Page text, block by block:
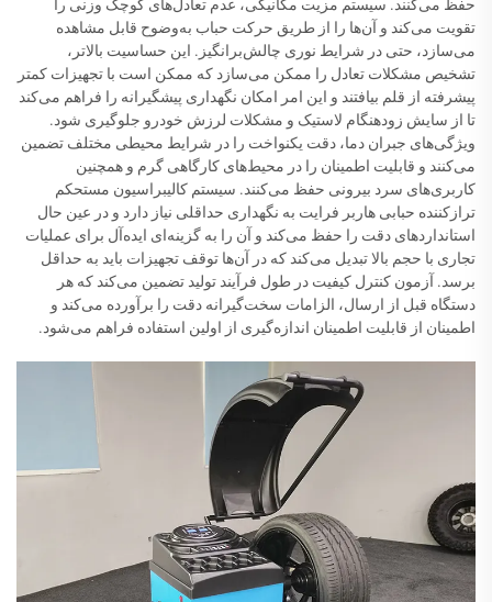
حفظ می‌کنند. سیستم مزیت مکانیکی، عدم تعادل‌های کوچک وزنی را
تقویت می‌کند و آن‌ها را از طریق حرکت حباب به‌وضوح قابل مشاهده
می‌سازد، حتی در شرایط نوری چالش‌برانگیز. این حساسیت بالاتر،
تشخیص مشکلات تعادل را ممکن می‌سازد که ممکن است با تجهیزات کمتر
پیشرفته از قلم بیافتند و این امر امکان نگهداری پیشگیرانه را فراهم می‌کند
تا از سایش زودهنگام لاستیک و مشکلات لرزش خودرو جلوگیری شود.
ویژگی‌های جبران دما، دقت یکنواخت را در شرایط محیطی مختلف تضمین
می‌کنند و قابلیت اطمینان را در محیط‌های کارگاهی گرم و همچنین
کاربری‌های سرد بیرونی حفظ می‌کنند. سیستم کالیبراسیون مستحکم
ترازکننده حبابی هاربر فرایت به نگهداری حداقلی نیاز دارد و در عین حال
استانداردهای دقت را حفظ می‌کند و آن را به گزینه‌ای ایده‌آل برای عملیات
تجاری با حجم بالا تبدیل می‌کند که در آن‌ها توقف تجهیزات باید به حداقل
برسد. آزمون کنترل کیفیت در طول فرآیند تولید تضمین می‌کند که هر
دستگاه قبل از ارسال، الزامات سخت‌گیرانه دقت را برآورده می‌کند و
اطمینان از قابلیت اطمینان اندازه‌گیری از اولین استفاده فراهم می‌شود.